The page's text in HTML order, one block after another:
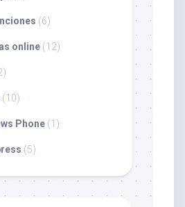
(6)
online(12)
(10)
Phone(1)
(5)